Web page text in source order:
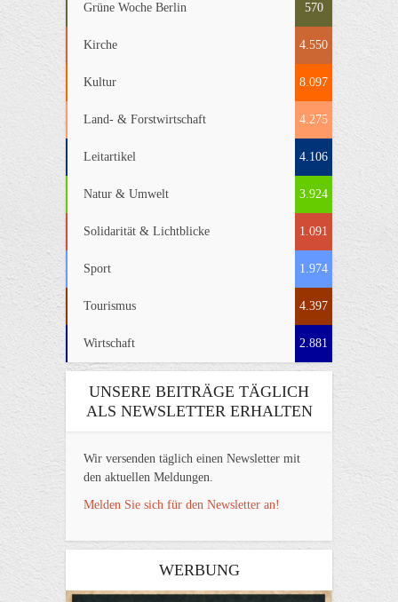
Grüne Woche Berlin 570
Kirche 4.550
Kultur 8.097
Land- & Forstwirtschaft 4.275
Leitartikel 4.106
Natur & Umwelt 3.924
Solidarität & Lichtblicke 1.091
Sport 1.974
Tourismus 4.397
Wirtschaft 2.881
UNSERE BEITRÄGE TÄGLICH
ALS NEWSLETTER ERHALTEN
Wir versenden täglich einen Newsletter mit
den aktuellen Meldungen.
Melden Sie sich für den Newsletter an!
WERBUNG